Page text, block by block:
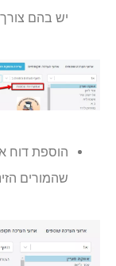
יש בהם
הוספת דוח
שהמורים